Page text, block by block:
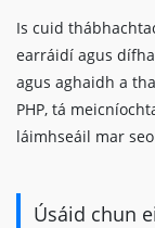
Is cuid
earráidí agus
agus aghaidh a
PHP, tá
láimhseáil mar
Úsáid chun